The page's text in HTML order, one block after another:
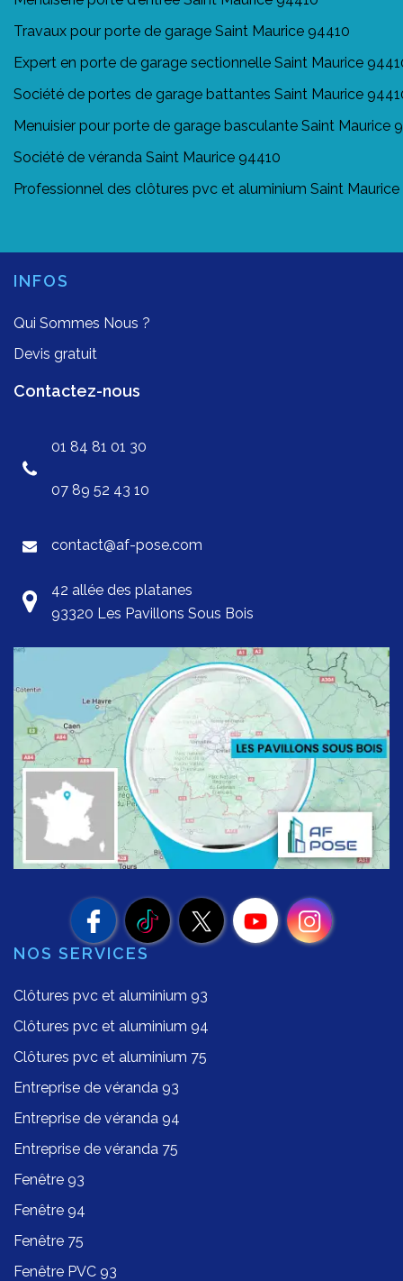
Travaux pour porte de garage Saint Maurice 94410
Expert en porte de garage sectionnelle Saint Maurice
Société de portes de garage battantes Saint Maurice
Menuisier pour porte de garage basculante Saint Maurice
Société de véranda Saint Maurice 94410
Professionnel des clôtures pvc et aluminium Saint
INFOS
Qui Sommes Nous ?
Devis gratuit
Contactez-nous
01 84 81 01 30
07 89 52 43 10
contact@af-pose.com
42 allée des platanes
93320 Les Pavillons Sous Bois
NOS SERVICES
Clôtures pvc et aluminium 93
Clôtures pvc et aluminium 94
Clôtures pvc et aluminium 75
Entreprise de véranda 93
Entreprise de véranda 94
Entreprise de véranda 75
Fenêtre 93
Fenêtre 94
Fenêtre 75
Fenêtre PVC 93